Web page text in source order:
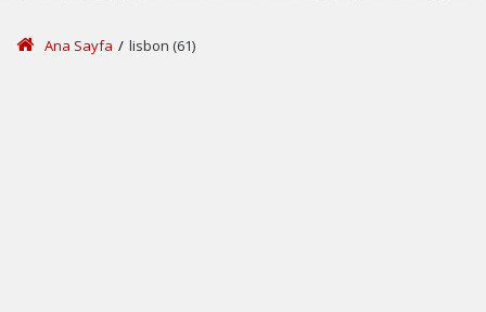
Ana Sayfa / lisbon (61)